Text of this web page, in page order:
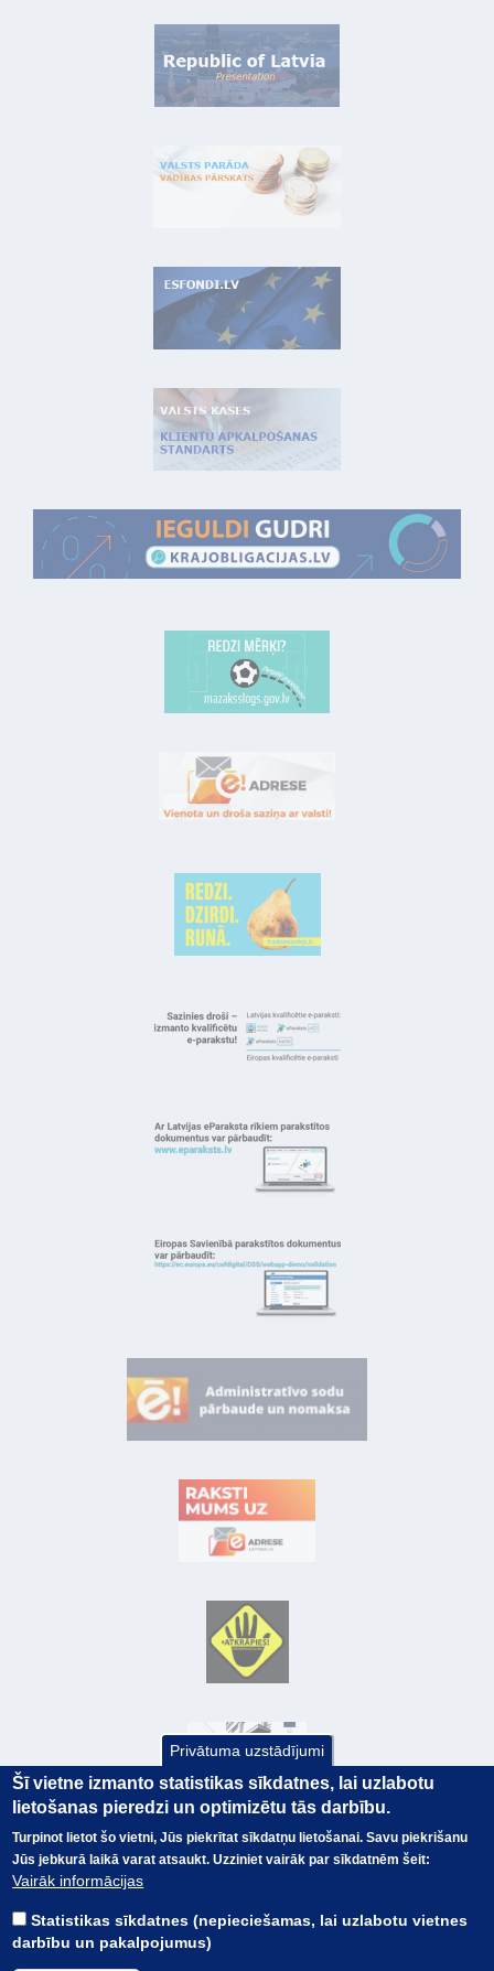
© Valsts kase 2017
Visas tiesības
EK GRĀMATVEDĪBAS KURSS
TERMINI
Privātuma uzstādījumi
Šī vietne izmanto statistikas sīkdatnes, lai uzlabotu
lietošanas pieredzi un optimizētu tās darbību.
Turpinot lietot šo vietni, Jūs piekrītat sīkdatņu lietošanai. Savu piekrišanu
Jūs jebkurā laikā varat atsaukt. Uzziniet vairāk par sīkdatnēm šeit:
Vairāk informācijas
Statistikas sīkdatnes (nepieciešamas, lai uzlabotu vietnes
darbību un pakalpojumus)